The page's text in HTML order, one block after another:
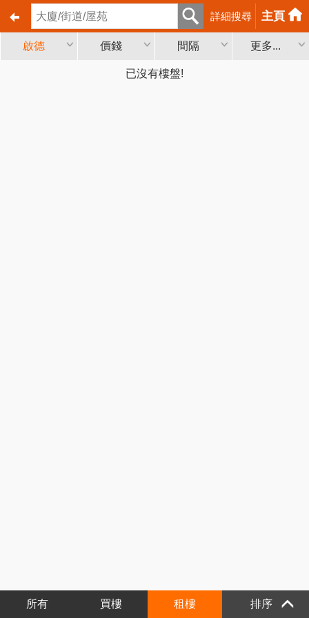
詳細搜尋 主頁
啟德 價錢 間隔 更多...
已沒有樓盤!
所有 買樓 租樓 排序